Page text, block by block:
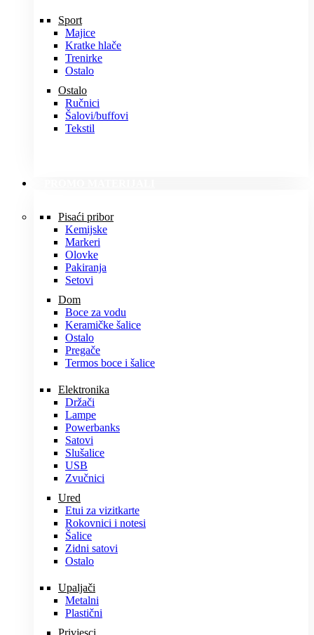
Sport
Majice
Kratke hlače
Trenirke
Ostalo
Ostalo
Ručnici
Šalovi/buffovi
Tekstil
Pisaći pribor
Kemijske
Markeri
Olovke
Pakiranja
Setovi
Dom
Boce za vodu
Keramičke šalice
Ostalo
Pregače
Termos boce i šalice
Elektronika
Držači
Lampe
Powerbanks
Satovi
Slušalice
USB
Zvučnici
Ured
Etui za vizitkarte
Rokovnici i notesi
Šalice
Zidni satovi
Ostalo
Upaljači
Metalni
Plastični
Privjesci